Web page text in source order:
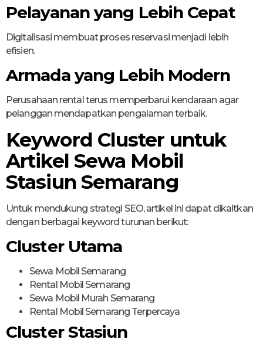
Pelayanan yang Lebih Cepat
Digitalisasi membuat proses reservasi menjadi lebih
efisien.
Armada yang Lebih Modern
Perusahaan rental terus memperbarui kendaraan agar
pelanggan mendapatkan pengalaman terbaik.
Keyword Cluster untuk
Artikel Sewa Mobil
Stasiun Semarang
Untuk mendukung strategi SEO, artikel ini dapat dikaitkan
dengan berbagai keyword turunan berikut:
Cluster Utama
Sewa Mobil Semarang
Rental Mobil Semarang
Sewa Mobil Murah Semarang
Rental Mobil Semarang Terpercaya
Cluster Stasiun